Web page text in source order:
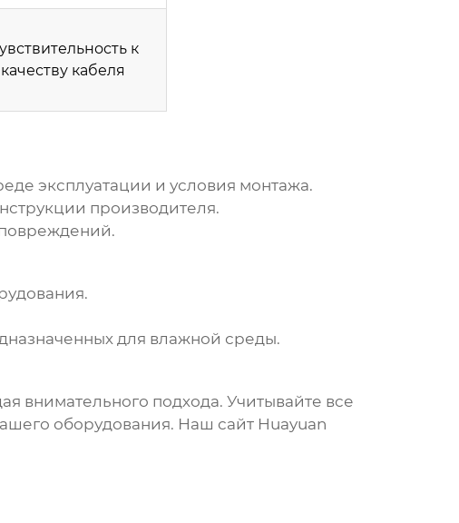
к
качеству кабеля
эксплуатации и условия монтажа.
производителя.
для влажной среды.
внимательного подхода. Учитывайте все
оборудования. Наш сайт Huayuan